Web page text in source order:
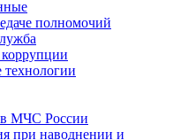
полномочий
МЧС России
при наводнении и